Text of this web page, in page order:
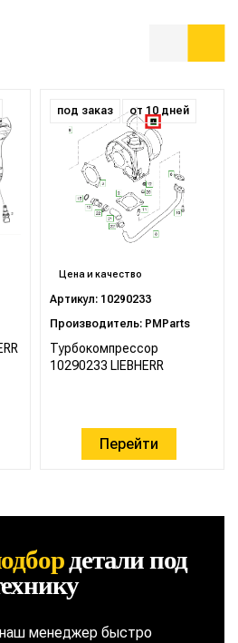
под заказ от 10 дней
Цена и качество
Артикул: 10290233
Производитель: PMParts
Турбокомпрессор
10290233 LIEBHERR
Перейти
деталипод
менеджер быстро